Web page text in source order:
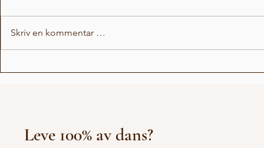
Skriv en kommentar …
Leve 100% av dans?